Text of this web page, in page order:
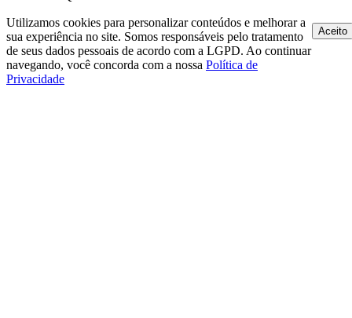
Utilizamos cookies para personalizar conteúdos e melhorar a
sua experiência no site. Somos responsáveis pelo tratamento
de seus dados pessoais de acordo com a LGPD. Ao continuar
navegando, você concorda com a nossa Política de
Privacidade
Aceito